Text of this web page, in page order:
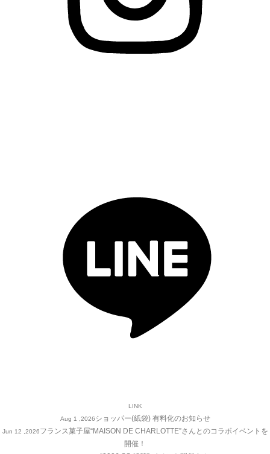
LINK
Aug 1 ,2026ショッパー(紙袋) 有料化のお知らせ
Jun 12 ,2026フランス菓子屋“MAISON DE CHARLOTTE”さんとのコラボイベントを
開催！